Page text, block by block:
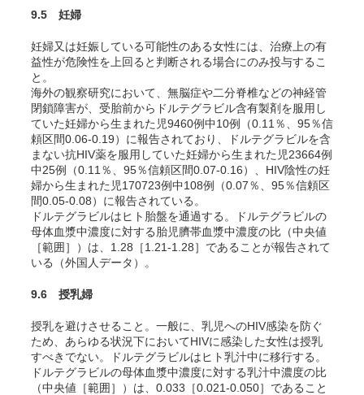
9.5 妊婦
妊婦又は妊娠している可能性のある女性には、治療上の有
益性が危険性を上回ると判断される場合にのみ投与するこ
と。
海外の観察研究において、無脳症や二分脊椎などの神経管
閉鎖障害が、受胎前からドルテグラビル含有製剤を服用し
ていた妊婦から生まれた児9460例中10例（0.11％、95％信
頼区間0.06-0.19）に報告されており、ドルテグラビルを含
まない抗HIV薬を服用していた妊婦から生まれた児23664例
中25例（0.11％、95％信頼区間0.07-0.16）、HIV陰性の妊
婦から生まれた児170723例中108例（0.07％、95％信頼区
間0.05-0.08）に報告されている 。
ドルテグラビルはヒト胎盤を通過する。ドルテグラビルの
母体血漿中濃度に対する胎児臍帯血漿中濃度の比（中央値
［範囲］）は、1.28［1.21-1.28］であることが報告されて
いる
（外国人データ）。
9.6 授乳婦
授乳を避けさせること。一般に、乳児へのHIV感染を防ぐ
ため、あらゆる状況下においてHIVに感染した女性は授乳
すべきでない。ドルテグラビルはヒト乳汁中に移行する。
ドルテグラビルの母体血漿中濃度に対する乳汁中濃度の比
（中央値［範囲］）は、0.033［0.021-0.050］であること